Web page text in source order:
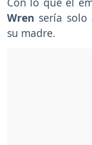
Wren sería
su madre.